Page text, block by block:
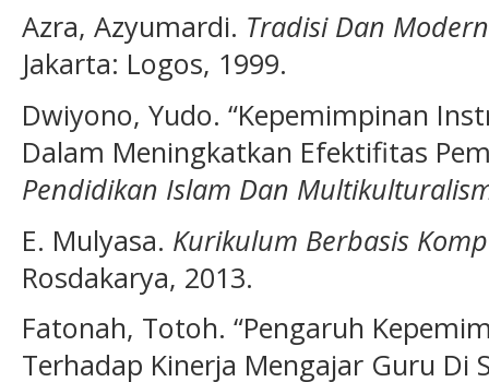
Azra, Azyumardi. Tradisi Dan
Jakarta: Logos, 1999.
Dwiyono, Yudo. “Kepemimpinan
Dalam Meningkatkan Efektifitas
Pendidikan Islam Dan
E. Mulyasa. Kurikulum Berbasis
Rosdakarya, 2013.
Fatonah, Totoh. “Pengaruh
Terhadap Kinerja Mengajar Guru Di